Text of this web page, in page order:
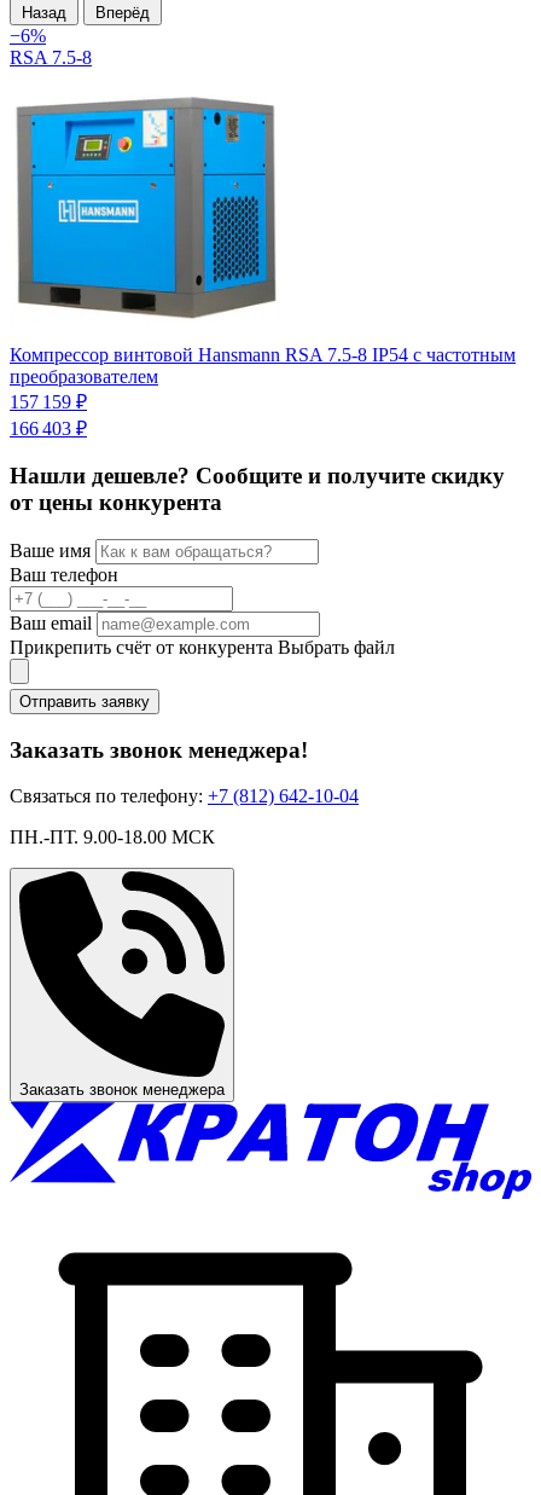
Назад Вперёд
−6%
RSA 7.5-8
Компрессор винтовой Hansmann RSA 7.5-8 IP54 с частотным
преобразователем
157 159 ₽
166 403 ₽
Нашли дешевле? Сообщите и получите скидку
от цены конкурента
Ваше имя
Ваш телефон
Ваш email
Прикрепить счёт от конкурента Выбрать файл
Отправить заявку
Заказать звонок менеджера!
Связаться по телефону: +7 (812) 642-10-04
ПН.-ПТ. 9.00-18.00 МСК
Заказать звонок менеджера